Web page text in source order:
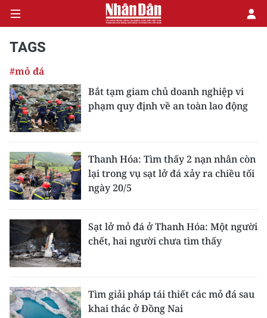
CHÍNH TRỊ
KINH TẾ
XÃ HỘI
PHÁP LUẬT
DU LỊCH
THẾ GIỚI
GIÁO DỤC
TAGS
#mỏ đá
Bắt tạm giam chủ doanh nghiệp vi
phạm quy định về an toàn lao động
Thanh Hóa: Tìm thấy 2 nạn nhân còn
lại trong vụ sạt lở đá xảy ra chiều tối
ngày 20/5
Sạt lở mỏ đá ở Thanh Hóa: Một người
chết, hai người chưa tìm thấy
Tìm giải pháp tái thiết các mỏ đá sau
khai thác ở Đồng Nai